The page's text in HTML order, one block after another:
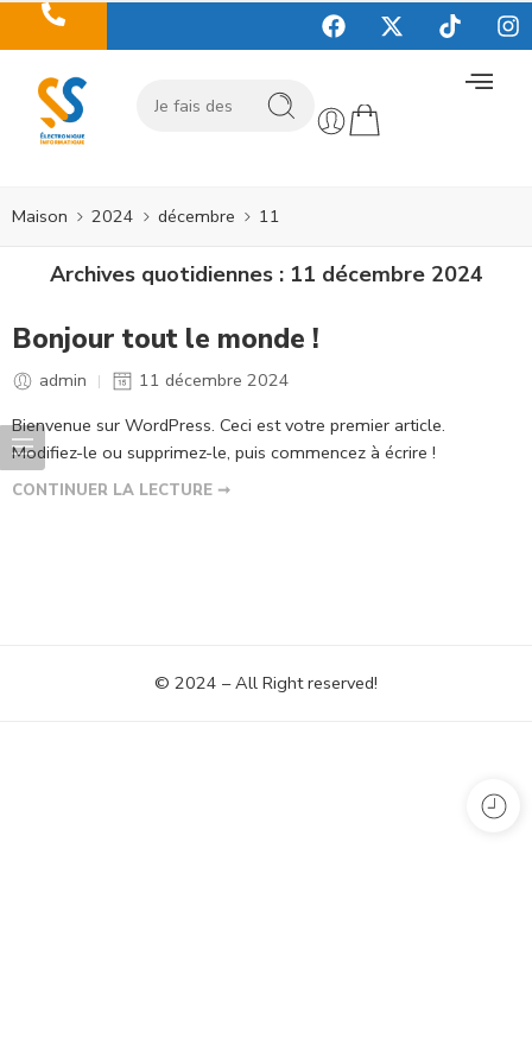
Maison 2024 décembre 11
Archives quotidiennes : 11 décembre 2024
Bonjour tout le monde !
admin
11 décembre 2024
Bienvenue sur WordPress. Ceci est votre premier article.
Modifiez-le ou supprimez-le, puis commencez à écrire !
CONTINUER LA LECTURE ➞
© 2024 – All Right reserved!